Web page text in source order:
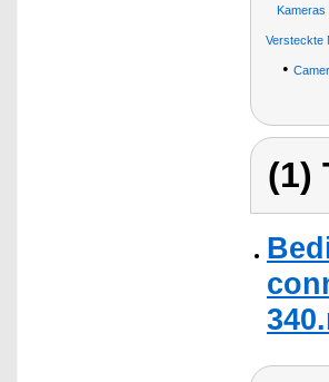
Kameras
Versteckte
•
(1)